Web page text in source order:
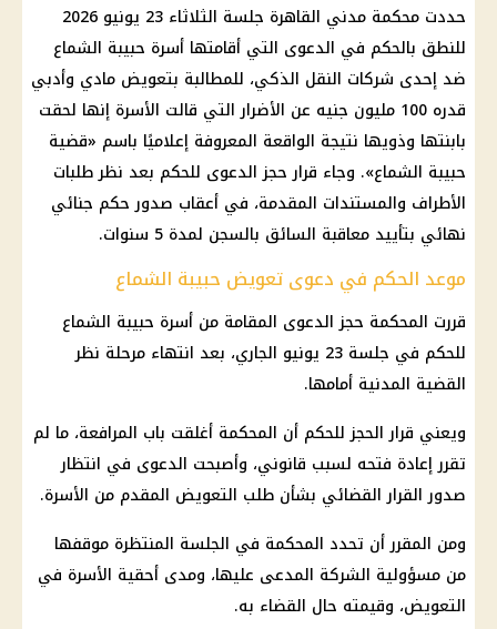
حددت محكمة مدني القاهرة جلسة الثلاثاء 23 يونيو 2026
للنطق بالحكم في الدعوى التي أقامتها أسرة حبيبة الشماع
ضد إحدى شركات النقل الذكي، للمطالبة بتعويض مادي وأدبي
قدره 100 مليون جنيه عن الأضرار التي قالت الأسرة إنها لحقت
بابنتها وذويها نتيجة الواقعة المعروفة إعلاميًا باسم «قضية
حبيبة الشماع». وجاء قرار حجز الدعوى للحكم بعد نظر طلبات
الأطراف والمستندات المقدمة، في أعقاب صدور حكم جنائي
نهائي بتأييد معاقبة السائق بالسجن لمدة 5 سنوات.
موعد الحكم في دعوى تعويض حبيبة الشماع
قررت المحكمة حجز الدعوى المقامة من أسرة حبيبة الشماع
للحكم في جلسة 23 يونيو الجاري، بعد انتهاء مرحلة نظر
القضية المدنية أمامها.
ويعني قرار الحجز للحكم أن المحكمة أغلقت باب المرافعة، ما لم
تقرر إعادة فتحه لسبب قانوني، وأصبحت الدعوى في انتظار
صدور القرار القضائي بشأن طلب التعويض المقدم من الأسرة.
ومن المقرر أن تحدد المحكمة في الجلسة المنتظرة موقفها
من مسؤولية الشركة المدعى عليها، ومدى أحقية الأسرة في
التعويض، وقيمته حال القضاء به.